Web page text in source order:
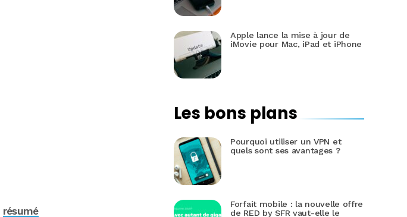
résumé
Apple lance la mise à jour de
iMovie pour Mac, iPad et iPhone
Les bons plans
Pourquoi utiliser un VPN et
quels sont ses avantages ?
Forfait mobile : la nouvelle offre
de RED by SFR vaut-elle le